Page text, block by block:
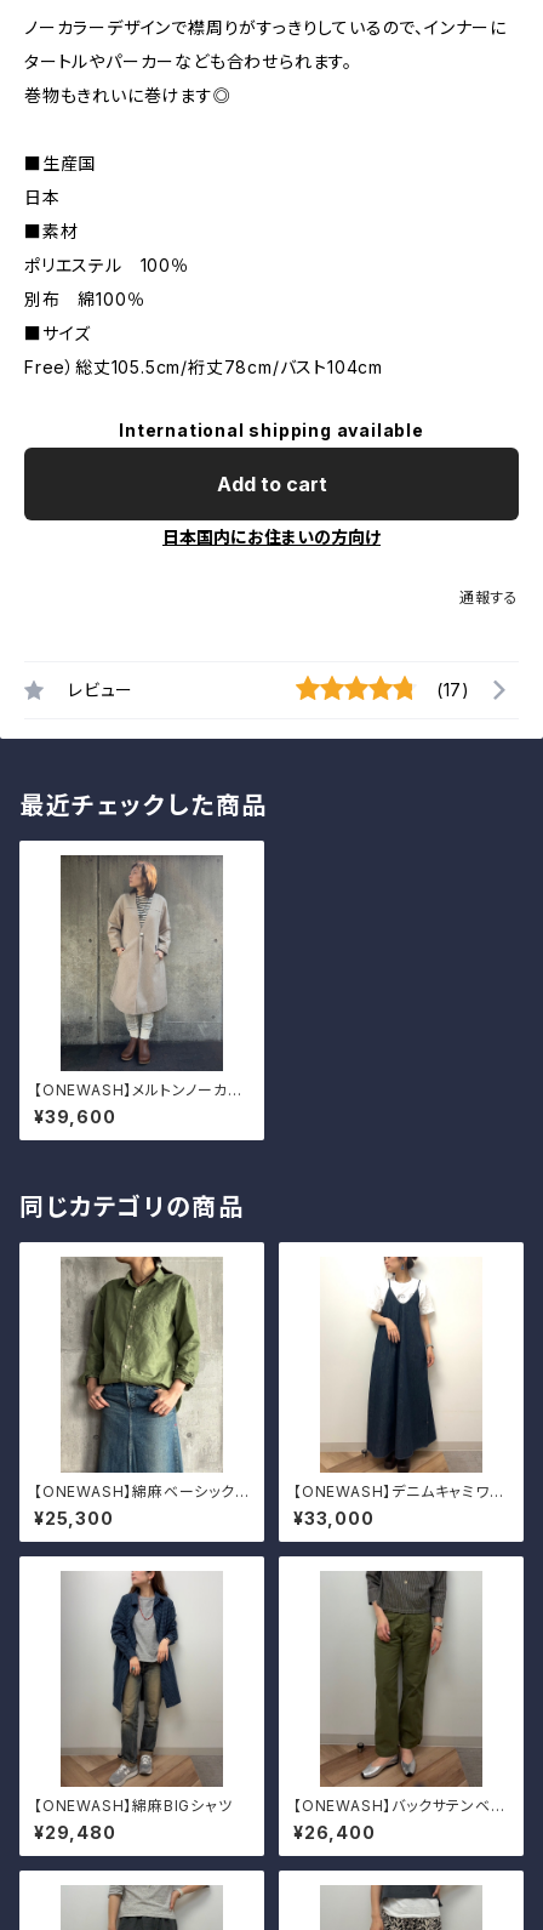
ノーカラーデザインで襟周りがすっきりしているので、インナーに
タートルやパーカーなども合わせられます。
巻物もきれいに巻けます◎
■生産国
日本
■素材
ポリエステル 100％
別布 綿100％
■サイズ
Free）総丈105.5cm/裄丈78cm/バスト104cm
International shipping available
Add to cart
日本国内にお住まいの方向け
通報する
レビュー (17)
最近チェックした商品
【ONEWASH】メルトンノーカラ
ーコート
¥39,600
同じカテゴリの商品
【ONEWASH】綿麻ベーシックシ
ャツ
¥25,300
【ONEWASH】デニムキャミワン
ピ
¥33,000
【ONEWASH】綿麻BIGシャツ
¥29,480
【ONEWASH】バックサテンベイ
カーパンツ
¥26,400